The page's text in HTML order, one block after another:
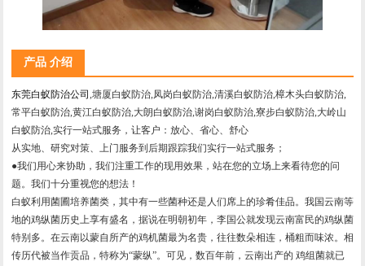
产品 介绍
东莞白蚁防治公司 ,塘厦白蚁防治,凤岗白蚁防治,清溪白蚁防治,樟木头白蚁防治,
常平白蚁防治,黄江白蚁防治,大朗白蚁防治,谢岗白蚁防治,寮步白蚁防治,大岭山
白蚁防治,实行一站式服务，让客户：放心、省心、舒心
从实地、研究对策、上门服务到后期跟踪我们实行一站式服务；
●我们用心来协助，我们注重工作的现用效果，站在您的立场上来看待您的问
题。我们十分重视您的想法！
白蚁利用菌圃培养菌类，其中有一些菌种还是人们席上的珍肴佳品。我国云南等
地的鸡纵菌历史上享有盛名，据说在明朝初年，李国公就发现云南富民的鸡纵菌
特别多。在云南以蒙自所产的鸡机菌最为名贵，往往数朵相连，桶粗而味浓。相
传历代被当作贡品，特称为“蒙纵”。可见，数百年前，云南出产的 鸡组菌就已